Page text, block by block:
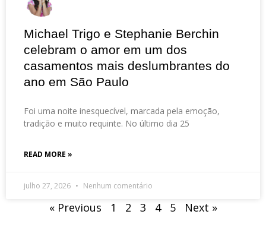
Michael Trigo e Stephanie Berchin
celebram o amor em um dos
casamentos mais deslumbrantes do
ano em São Paulo
Foi uma noite inesquecível, marcada pela emoção,
tradição e muito requinte. No último dia 25
READ MORE »
julho 27, 2026 Nenhum comentário
« Previous 1 2 3 4 5 Next »